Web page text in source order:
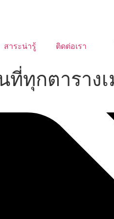
สาระน่ารู้ ติดต่อเรา
ที่ทุกตาราง